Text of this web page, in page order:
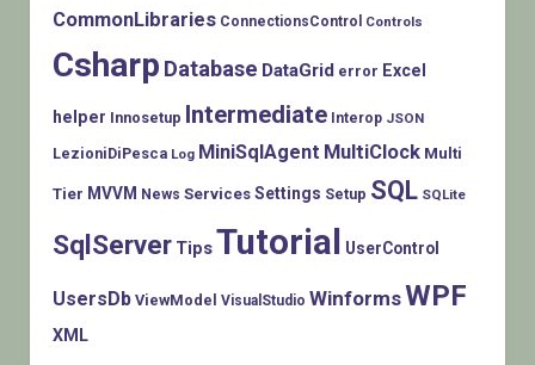
CommonLibraries ConnectionsControl Controls
Csharp Database DataGrid error Excel
helper Innosetup Intermediate Interop JSON
LezioniDiPesca Log MiniSqlAgent MultiClock Multi
Tier MVVM News Services Settings Setup SQL SQLite
SqlServer TipsTutorial UserControl
UsersDb ViewModel VisualStudio WinformsWPF
XML